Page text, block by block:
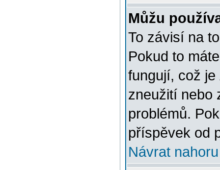
Můžu
To závisí na
Pokud to
fungují, což je
zneužití nebo
problémů.
příspěvek od
Návrat nahoru